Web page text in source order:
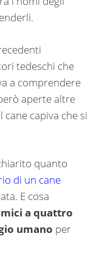
tedeschi che
a comprendere
aperte altre
capiva che si
quanto
di un cane
E cosa
a quattro
umano per